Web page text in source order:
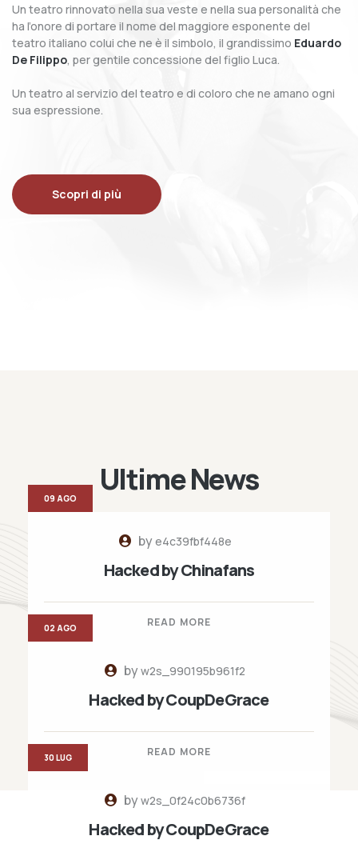
Un teatro rinnovato nella sua veste e nella sua personalità che
ha l’onore di portare il nome del maggiore esponente del
teatro italiano colui che ne è il simbolo, il grandissimo Eduardo
De Filippo, per gentile concessione del figlio Luca.
Un teatro al servizio del teatro e di coloro che ne amano ogni
sua espressione.
Scopri di più
Ultime News
bye4c39fbf448e
Hacked by Chinafans
READ MORE
09 AGO
byw2s_990195b961f2
Hacked by CoupDeGrace
READ MORE
02 AGO
byw2s_0f24c0b6736f
Hacked by CoupDeGrace
30 LUG